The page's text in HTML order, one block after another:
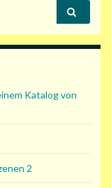
Katalog von
2